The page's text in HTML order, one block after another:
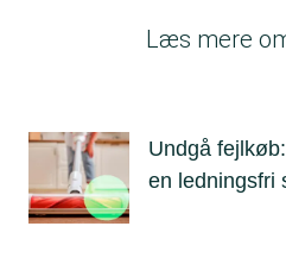
Læs mere
Undgå
en ledningsfri